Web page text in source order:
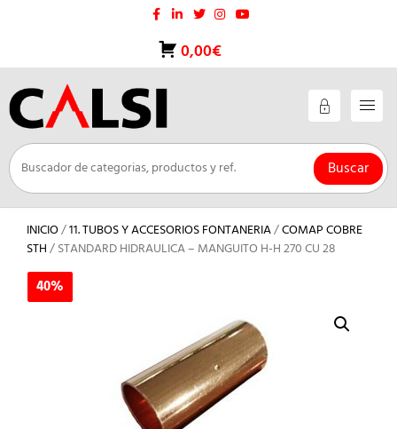
0,00€
Buscar
INICIO/11. TUBOS Y ACCESORIOS FONTANERIA/COMAP COBRE
STH/ STANDARD HIDRAULICA – MANGUITO H-H 270 CU 28
40%
40%